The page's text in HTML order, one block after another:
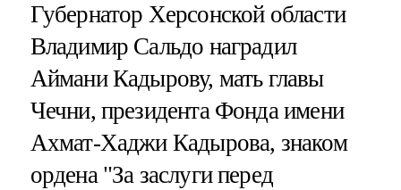
Губернатор Херсонской области
Владимир Сальдо наградил
Аймани Кадырову, мать главы
Чечни, президента Фонда имени
Ахмат-Хаджи Кадырова, знаком
ордена "За заслуги перед